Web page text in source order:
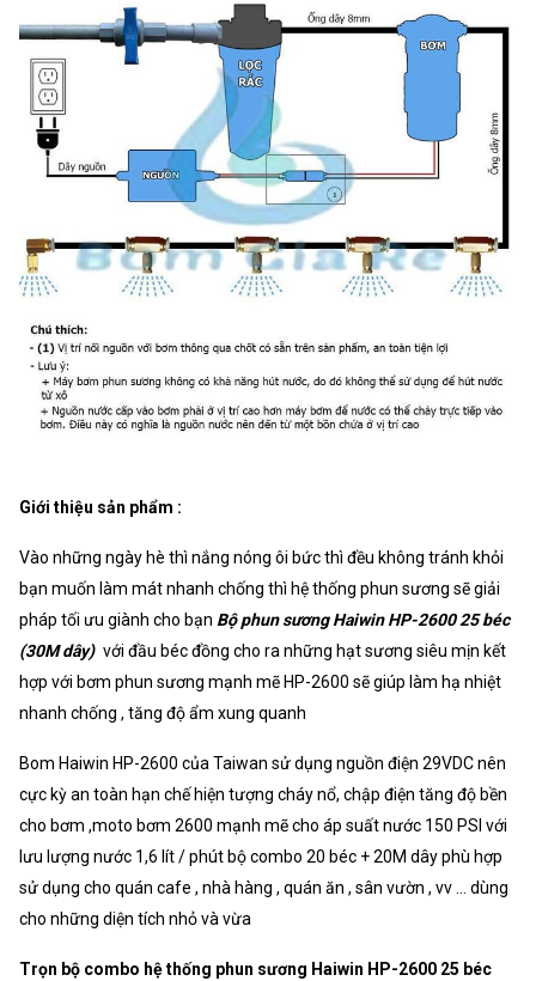
Giới thiệu sản phẩm :
Vào những ngày hè thì nắng nóng ôi bức thì đều không tránh khỏi
bạn muốn làm mát nhanh chống thì hệ thống phun sương sẽ giải
pháp tối ưu giành cho bạn Bộ phun sương Haiwin HP-2600 25 béc
(30M dây) với đầu béc đồng cho ra những hạt sương siêu mịn kết
hợp với bơm phun sương mạnh mẽ HP-2600 sẽ giúp làm hạ nhiệt
nhanh chống , tăng độ ẩm xung quanh
Bom Haiwin HP-2600 của Taiwan sử dụng nguồn điện 29VDC nên
cực kỳ an toàn hạn chế hiện tượng cháy nổ, chập điện tăng độ bền
cho bơm ,moto bơm 2600 mạnh mẽ cho áp suất nước 150 PSI với
lưu lượng nước 1,6 lít / phút bộ combo 20 béc + 20M dây phù hợp
sử dụng cho quán cafe , nhà hàng , quán ăn , sân vườn , vv ... dùng
cho những diện tích nhỏ và vừa
Trọn bộ combo hệ thống phun sương Haiwin HP-2600 25 béc